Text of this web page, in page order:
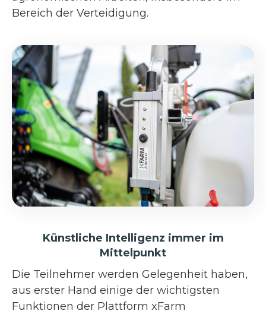
Bereich der Verteidigung.
Künstliche Intelligenz immer im
Mittelpunkt
Die Teilnehmer werden Gelegenheit haben,
aus erster Hand einige der wichtigsten
Funktionen der Plattform xFarm